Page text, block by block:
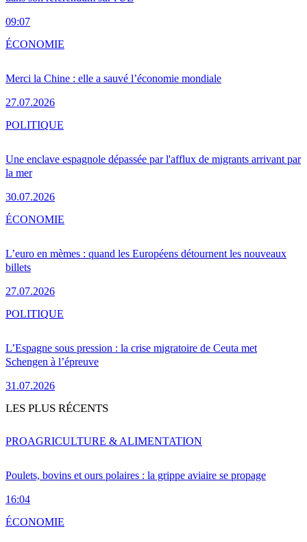
09:07
Merci la Chine : elle a sauvé l’économie mondiale
27.07.2026
ÉCONOMIE
Une enclave espagnole dépassée par l'afflux de migrants arrivant par
la mer
30.07.2026
POLITIQUE
L’euro en mèmes : quand les Européens détournent les nouveaux
billets
27.07.2026
ÉCONOMIE
L’Espagne sous pression : la crise migratoire de Ceuta met
Schengen à l’épreuve
31.07.2026
POLITIQUE
LES PLUS RÉCENTS
Poulets, bovins et ours polaires : la grippe aviaire se propage
16:04
PROAGRICULTURE & ALIMENTATION
ÉCONOMIE